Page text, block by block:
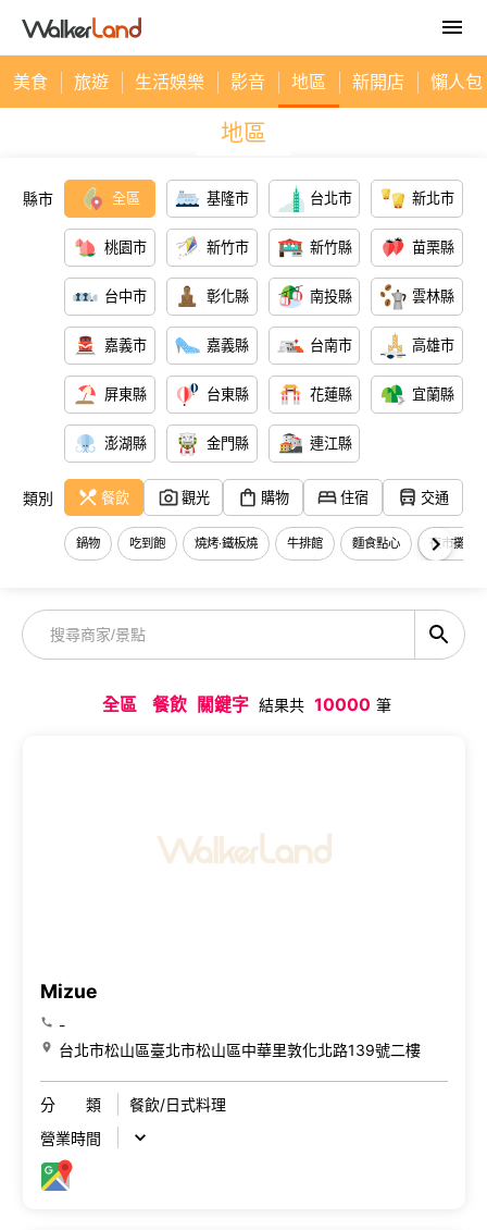
美食 旅遊 生活娛樂 影音 地區 新開店 懶人包
地區
縣市 全區 基隆市 台北市 新北市
桃園市 新竹市 新竹縣 苗栗縣
台中市 彰化縣 南投縣 雲林縣
嘉義市 嘉義縣 台南市 高雄市
屏東縣 台東縣 花蓮縣 宜蘭縣
澎湖縣 金門縣 連江縣
類別 餐飲 觀光 購物 住宿 交通
鍋物 吃到飽 燒烤‧鐵板燒 牛排館 麵食點心 夜市攤販
全區 餐飲 關鍵字 結果共 10000 筆
Mizue
-
台北市松山區臺北市松山區中華里敦化北路139號二樓
分 類
餐飲/日式料理
營業時間